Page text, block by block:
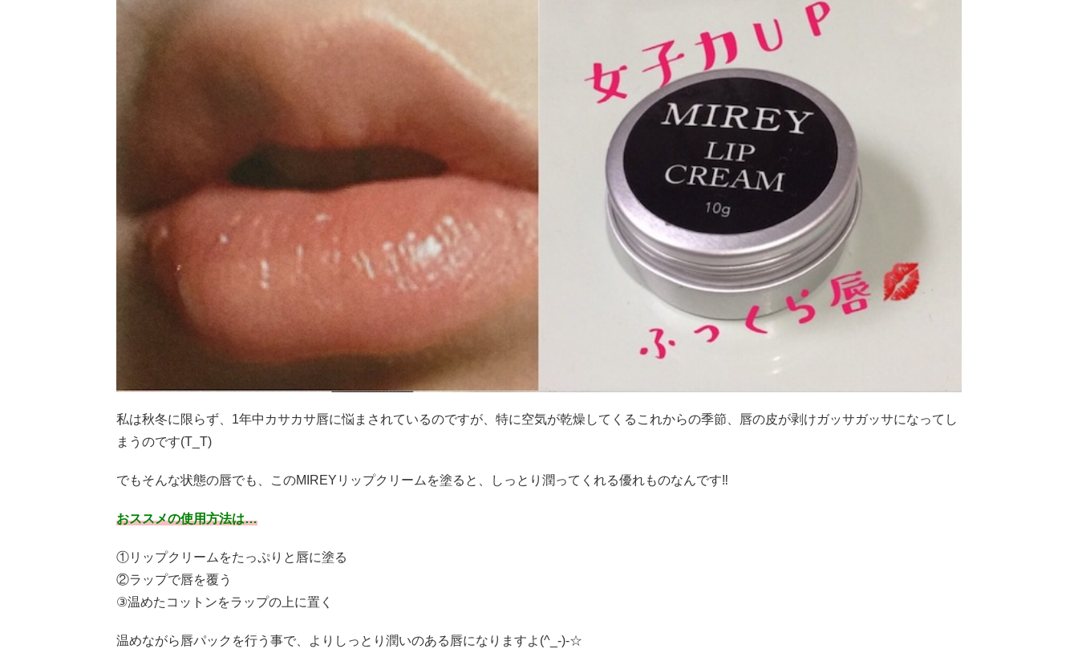
私は秋冬に限らず、1年中カサカサ唇に悩まされているのですが、特に空気が乾燥してくるこれからの季節、唇の皮が剥けガッサガッサになってし
まうのです(T_T)
でもそんな状態の唇でも、このMIREYリップクリームを塗ると、しっとり潤ってくれる優れものなんです‼
おススメの使用方法は…
①リップクリームをたっぷりと唇に塗る
②ラップで唇を覆う
③温めたコットンをラップの上に置く
温めながら唇パックを行う事で、よりしっとり潤いのある唇になりますよ(^_-)-☆